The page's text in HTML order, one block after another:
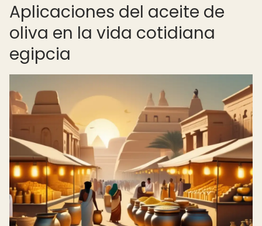
Aplicaciones del aceite de
oliva en la vida cotidiana
egipcia